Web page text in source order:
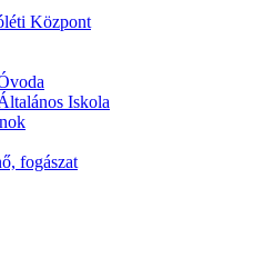
Központ
Iskola
fogászat